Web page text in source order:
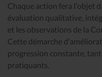
Chaque action fera l'objet
évaluation qualitative,
et les observations de la
Cette démarche
progression constante,
pratiquants.